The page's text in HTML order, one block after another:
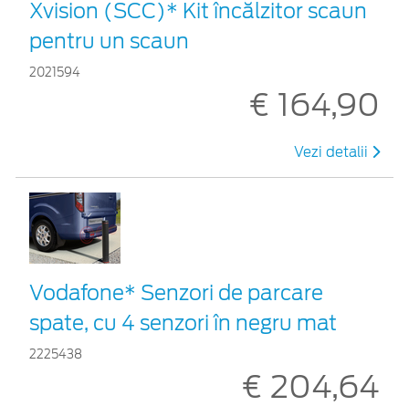
Xvision (SCC)* Kit încălzitor scaun
pentru un scaun
2021594
€ 164,90
Vezi detalii
Vodafone* Senzori de parcare
spate, cu 4 senzori în negru mat
2225438
€ 204,64